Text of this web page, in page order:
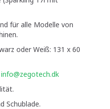
für alle Modelle von
oder Weiß: 131 x 60
info@zegotech.dk
Schublade.